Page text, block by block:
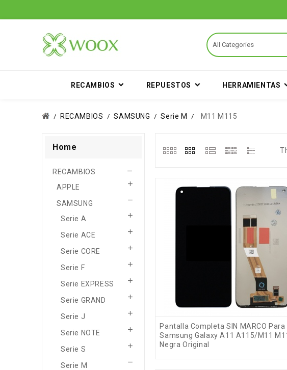
RECAMBIOS REPUESTOS HERRAMIENTAS
RECAMBIOS SAMSUNG Serie M M11 M115
Home
RECAMBIOS 
APPLE 
SAMSUNG 
Serie A 
Serie ACE 
Serie CORE 
Serie F 
Serie EXPRESS 
Serie GRAND 
Serie J 
Serie NOTE 
Serie S 
Serie M 
Pantalla Completa SIN MARCO Para
Samsung Galaxy A11 A115/M11
Negra Original